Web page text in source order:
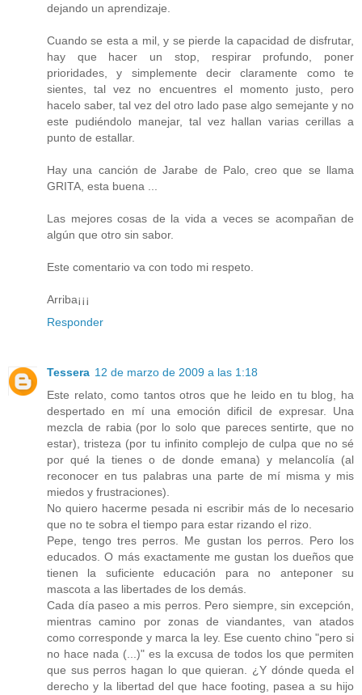
dejando un aprendizaje.
Cuando se esta a mil, y se pierde la capacidad de disfrutar,
hay que hacer un stop, respirar profundo, poner
prioridades, y simplemente decir claramente como te
sientes, tal vez no encuentres el momento justo, pero
hacelo saber, tal vez del otro lado pase algo semejante y no
este pudiéndolo manejar, tal vez hallan varias cerillas a
punto de estallar.
Hay una canción de Jarabe de Palo, creo que se llama
GRITA, esta buena ...
Las mejores cosas de la vida a veces se acompañan de
algún que otro sin sabor.
Este comentario va con todo mi respeto.
Arriba¡¡¡
Responder
Tessera 12 de marzo de 2009 a las 1:18
Este relato, como tantos otros que he leido en tu blog, ha
despertado en mí una emoción dificil de expresar. Una
mezcla de rabia (por lo solo que pareces sentirte, que no
estar), tristeza (por tu infinito complejo de culpa que no sé
por qué la tienes o de donde emana) y melancolía (al
reconocer en tus palabras una parte de mí misma y mis
miedos y frustraciones).
No quiero hacerme pesada ni escribir más de lo necesario
que no te sobra el tiempo para estar rizando el rizo.
Pepe, tengo tres perros. Me gustan los perros. Pero los
educados. O más exactamente me gustan los dueños que
tienen la suficiente educación para no anteponer su
mascota a las libertades de los demás.
Cada día paseo a mis perros. Pero siempre, sin excepción,
mientras camino por zonas de viandantes, van atados
como corresponde y marca la ley. Ese cuento chino "pero si
no hace nada (...)" es la excusa de todos los que permiten
que sus perros hagan lo que quieran. ¿Y dónde queda el
derecho y la libertad del que hace footing, pasea a su hijo